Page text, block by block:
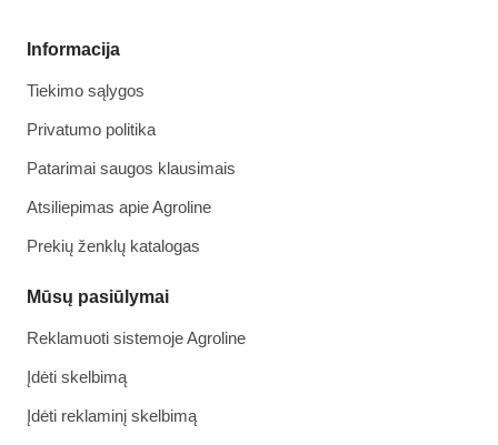
Informacija
Tiekimo sąlygos
Privatumo politika
Patarimai saugos klausimais
Atsiliepimas apie Agroline
Prekių ženklų katalogas
Mūsų pasiūlymai
Reklamuoti sistemoje Agroline
Įdėti skelbimą
Įdėti reklaminį skelbimą